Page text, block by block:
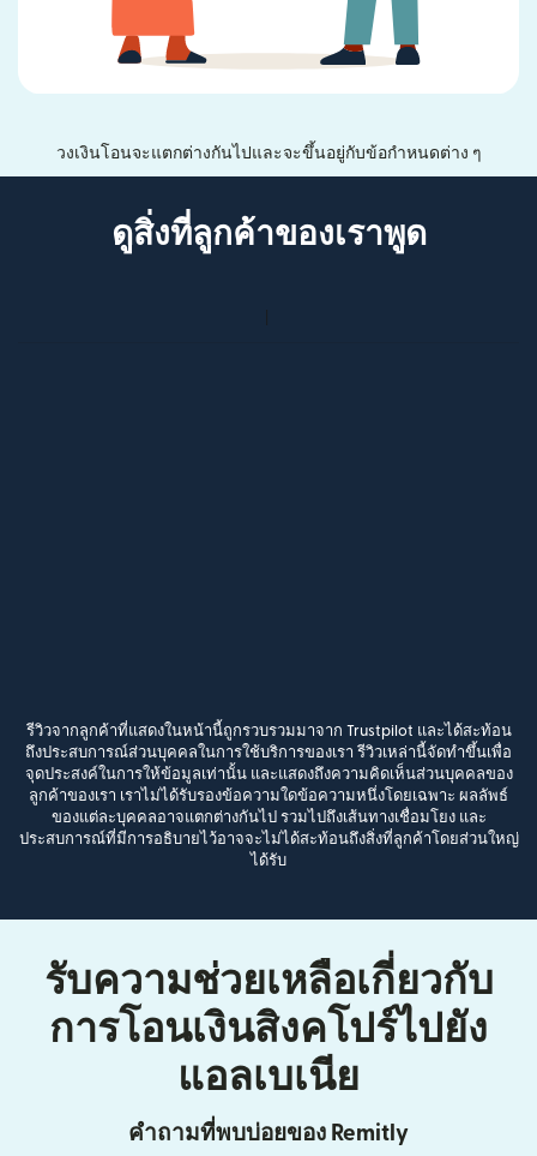
วงเงินโอนจะแตกต่างกันไปและจะขึ้นอยู่กับข้อกำหนดต่าง ๆ
ดูสิ่งที่ลูกค้าของเราพูด
รีวิวจากลูกค้าที่แสดงในหน้านี้ถูกรวบรวมมาจาก Trustpilot และได้สะท้อน
ถึงประสบการณ์ส่วนบุคคลในการใช้บริการของเรา รีวิวเหล่านี้จัดทำขึ้นเพื่อ
จุดประสงค์ในการให้ข้อมูลเท่านั้น และแสดงถึงความคิดเห็นส่วนบุคคลของ
ลูกค้าของเรา เราไม่ได้รับรองข้อความใดข้อความหนึ่งโดยเฉพาะ ผลลัพธ์
ของแต่ละบุคคลอาจแตกต่างกันไป รวมไปถึงเส้นทางเชื่อมโยง และ
ประสบการณ์ที่มีการอธิบายไว้อาจจะไม่ได้สะท้อนถึงสิ่งที่ลูกค้าโดยส่วนใหญ่
ได้รับ
รับความช่วยเหลือเกี่ยวกับ
การโอนเงินสิงคโปร์ไปยัง
แอลเบเนีย
คำถามที่พบบ่อยของ Remitly